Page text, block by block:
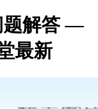
题解答 —
最新